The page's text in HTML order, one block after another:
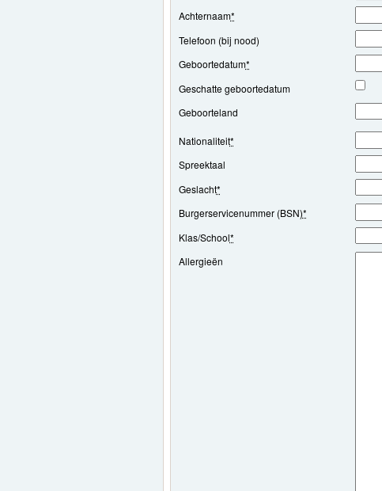
Achternaam*
Telefoon (bij nood)
Geboortedatum*
Geschatte geboortedatum
Geboorteland
Nationaliteit*
Spreektaal
Geslacht*
Burgerservicenummer (BSN)*
Klas/School*
Allergieën